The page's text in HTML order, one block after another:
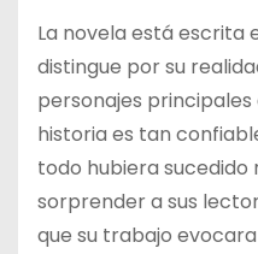
La novela está escrita
distingue por su
personajes
historia es tan
todo hubiera sucedido
sorprender a sus
que su trabajo